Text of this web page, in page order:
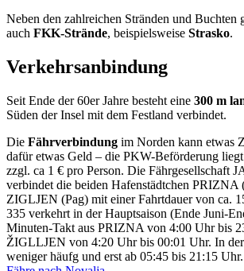
Neben den zahlreichen Stränden und Buchten
auch FKK-Strände, beispielsweise Strasko.
Verkehrsanbindung
Seit Ende der 60er Jahre besteht eine 300 m
Süden der Insel mit dem Festland verbindet.
Die Fährverbindung im Norden kann etwas
dafür etwas Geld – die PKW-Beförderung
zzgl. ca 1 € pro Person. Die Fährgesellschaft
verbindet die beiden Hafenstädtchen PRIZNA
ZIGLJEN (Pag) mit einer Fahrtdauer von ca.
335 verkehrt in der Hauptsaison (Ende Juni-
Minuten-Takt aus PRIZNA von 4:00 Uhr bis
ŽIGLLJEN von 4:20 Uhr bis 00:01 Uhr. In der
weniger häufg und erst ab 05:45 bis 21:15